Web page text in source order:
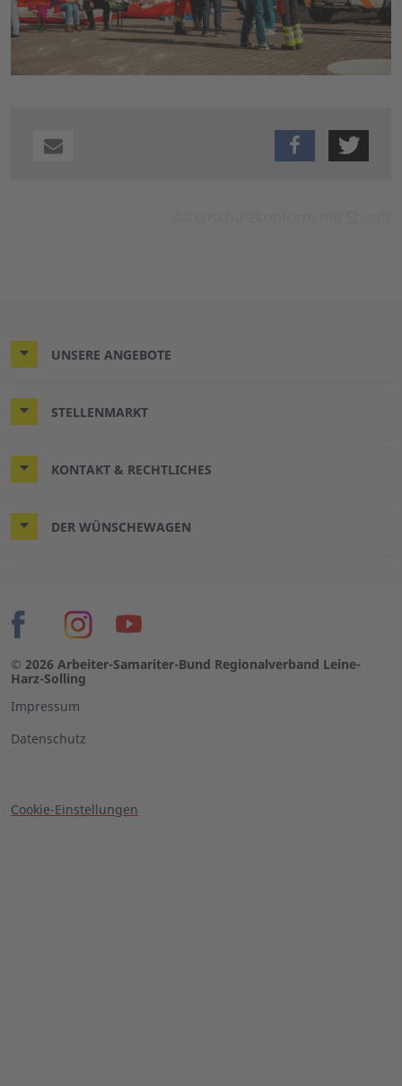
UNSERE ANGEBOTE
STELLENMARKT
KONTAKT & RECHTLICHES
DER WÜNSCHEWAGEN
© 2026 Arbeiter-Samariter-Bund Regionalverband Leine-
Harz-Solling
Impressum
Datenschutz
Cookie-Einstellungen